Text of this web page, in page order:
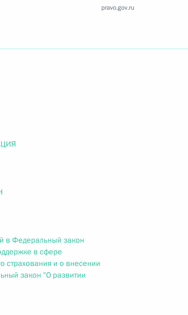
№ 265-ФЗ
г. № 256-ФЗ
«О присяжных заседателях федеральных судов общей
pravo.gov.ru
в Федеральный закон
в сфере
страхования и о внесении
закон "О развитии